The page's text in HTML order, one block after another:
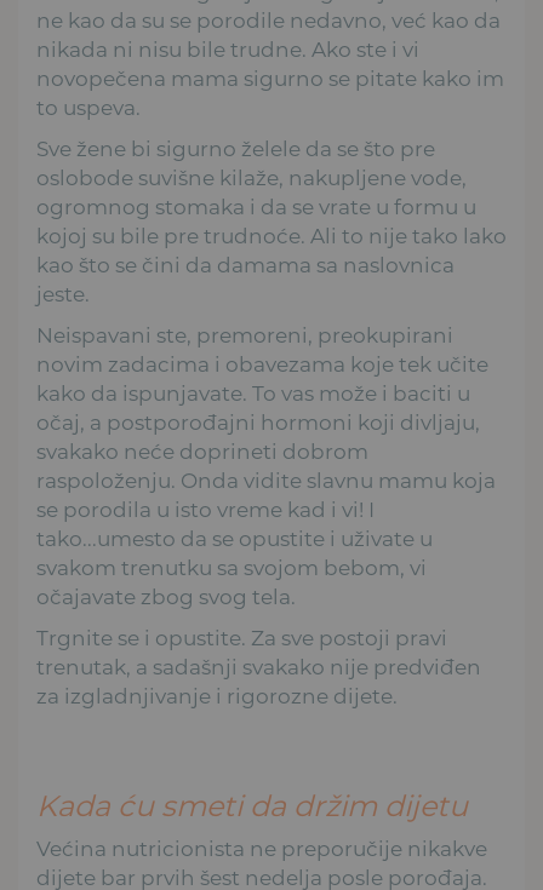
ne kao da su se porodile nedavno, već kao da
nikada ni nisu bile trudne. Ako ste i vi
novopečena mama sigurno se pitate kako im
to uspeva.
Sve žene bi sigurno želele da se što pre
oslobode suvišne kilaže, nakupljene vode,
ogromnog stomaka i da se vrate u formu u
kojoj su bile pre trudnoće. Ali to nije tako lako
kao što se čini da damama sa naslovnica
jeste.
Neispavani ste, premoreni, preokupirani
novim zadacima i obavezama koje tek učite
kako da ispunjavate. To vas može i baciti u
očaj, a postporođajni hormoni koji divljaju,
svakako neće doprineti dobrom
raspoloženju. Onda vidite slavnu mamu koja
se porodila u isto vreme kad i vi! I
tako...umesto da se opustite i uživate u
svakom trenutku sa svojom bebom, vi
očajavate zbog svog tela.
Trgnite se i opustite. Za sve postoji pravi
trenutak, a sadašnji svakako nije predviđen
za izgladnjivanje i rigorozne dijete.
Kada ću smeti da držim dijetu
Većina nutricionista ne preporučije nikakve
dijete bar prvih šest nedelja posle porođaja.